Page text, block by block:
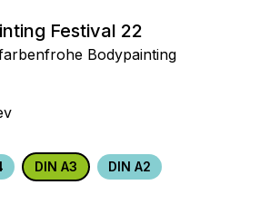
Festival 22
Bodypainting
DIN A3 DIN A2